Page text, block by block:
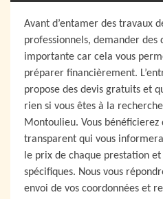
Avant d’entamer des travaux
professionnels, demander des
importante car cela vous
préparer financièrement.
propose des devis gratuits et
rien si vous êtes à la
Montoulieu. Vous
transparent qui vous
le prix de chaque prestation
spécifiques. Nous vous
envoi de vos coordonnées et